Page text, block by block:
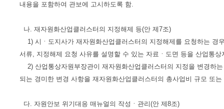
내용을 포함하여 관보에 고시하도록 함.
나. 재자원화산업클러스터의 지정해제 등(안 제7조)
1) 시ㆍ도지사가 재자원화산업클러스터의 지정해제를 요청하는 경
서류, 지정해제 요청 사유를 설명할 수 있는 자료ㆍ도면 등을 산업통
2) 산업통상자원부장관이 재자원화산업클러스터의 지정을 변경하
되는 경미한 변경 사항을 재자원화산업클러스터의 총사업비 규모 또
다. 자원안보 위기대응 매뉴얼의 작성ㆍ관리(안 제8조)